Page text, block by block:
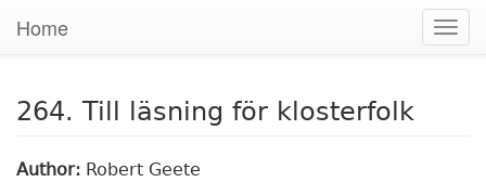
Home
264. Till läsning för klosterfolk
Author: Robert Geete